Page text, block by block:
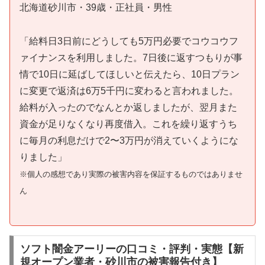
北海道砂川市・39歳・正社員・男性
「給料日3日前にどうしても5万円必要でコウコウフ
ァイナンスを利用しました。7日後に返すつもりが事
情で10日に延ばしてほしいと伝えたら、10日プラン
に変更で返済は6万5千円に変わると言われました。
給料が入ったのでなんとか返しましたが、翌月また
資金が足りなくなり再度借入。これを繰り返すうち
に毎月の利息だけで2〜3万円が消えていくようにな
りました」
※個人の感想であり実際の被害内容を保証するものではありませ
ん
ソフト闇金アーリーの口コミ・評判・実態【新
規オープン業者・砂川市の被害報告付き】